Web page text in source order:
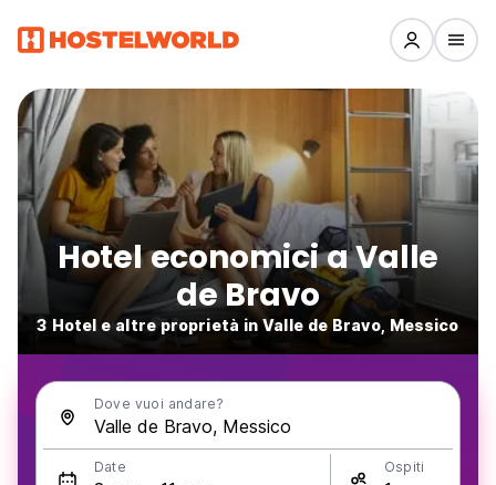
Hotel economici a Valle
de Bravo
3 Hotel e altre proprietà in Valle de Bravo, Messico
Dove vuoi andare?
Date Ospiti